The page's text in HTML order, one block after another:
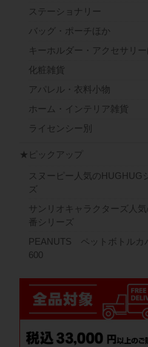
ステーショナリー
バッグ・ポーチほか
キーホルダー・アクセサリ
化粧雑貨
アパレル・衣料小物
ホーム・インテリア雑貨
ライセンシー別
★ピックアップ
スヌーピー人気のHUGHUG
ズ
サンリオキャラクターズ人気
番シリーズ
PEANUTS ペットボトルカ
600